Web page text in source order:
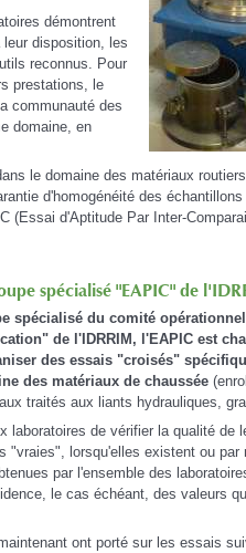
démontrent
disposition, les
reconnus. Pour
prestations, le
communauté des
domaine, en
le domaine des matériaux
d'homogénéité des
(Essai d'Aptitude Par Inter-
spécialisé "EAPIC" de
spécialisé du comité
de l'IDRRIM, l'EAPIC est
des essais "croisés"
des matériaux de chaussée
traités aux liants hydrauliques,
laboratoires de vérifier la qualité de
"vraies", lorsqu'elles existent ou par
par l'ensemble des
le cas échéant, des valeurs
ont porté sur les essais